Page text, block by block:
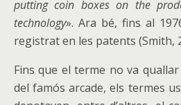
putting coin boxes on the
technology». Ara bé, fins al
registrat en les patents (Smith,
Fins que el terme no va
del famós arcade, els termes